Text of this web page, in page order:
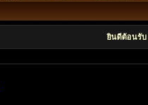
ยินดีต้อนรับ